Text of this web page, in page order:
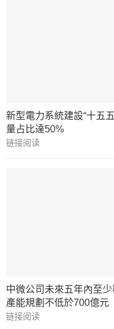
新型電力系統建設“十五
量占比達50%
链接阅读
中微公司未來五年內至
產能規劃不低於700億元
链接阅读